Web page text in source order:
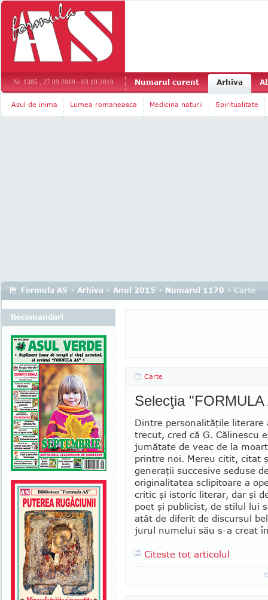
Nr. 1385 , 27.09.2019 - 03.10.2019 Numarul curent Arhiva
Asul de inima Lumea romaneasca Medicina naturii Spiritualitate
Formula AS › Arhiva › Anul 2015 › Numarul 1170 › Carte
Carte
Selecţia "FORMULA
Dintre personalităţile literare
trecut, cred că G. Călinescu
jumătate de veac de la
printre noi. Mereu citit, citat
generaţii succesive seduse
originalitatea sclipitoare a
critic şi istoric literar, dar şi
poet şi publicist, de stilul lui
atât de diferit de discursul
jurul nu­melui său s-a creat
Citeste tot articolul
Recomandari